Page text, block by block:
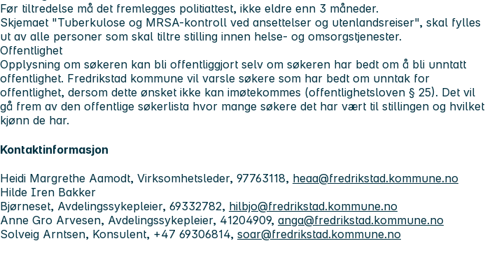
Før tiltredelse må det fremlegges politiattest, ikke eldre enn 3 måneder.
Skjemaet "Tuberkulose og MRSA-kontroll ved ansettelser og utenlandsreiser", skal fylles
ut av alle personer som skal tiltre stilling innen helse- og omsorgstjenester.
Offentlighet
Opplysning om søkeren kan bli offentliggjort selv om søkeren har bedt om å bli unntatt
offentlighet. Fredrikstad kommune vil varsle søkere som har bedt om unntak for
offentlighet, dersom dette ønsket ikke kan imøtekommes (offentlighetsloven § 25). Det vil
gå frem av den offentlige søkerlista hvor mange søkere det har vært til stillingen og hvilket
kjønn de har.
Kontaktinformasjon
Heidi Margrethe Aamodt, Virksomhetsleder, 97763118, heaa@fredrikstad.kommune.no
Hilde Iren Bakker
Bjørneset, Avdelingssykepleier, 69332782, hilbjo@fredrikstad.kommune.no
Anne Gro Arvesen, Avdelingssykepleier, 41204909, anga@fredrikstad.kommune.no
Solveig Arntsen, Konsulent, +47 69306814, soar@fredrikstad.kommune.no